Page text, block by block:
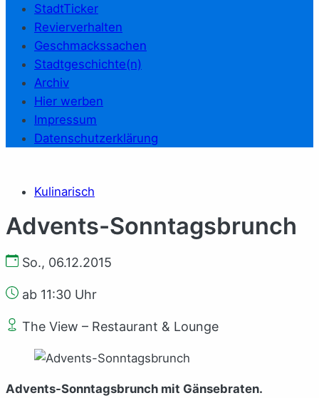
StadtTicker
Revierverhalten
Geschmackssachen
Stadtgeschichte(n)
Archiv
Hier werben
Impressum
Datenschutzerklärung
Kulinarisch
Advents-Sonntagsbrunch
So., 06.12.2015
ab 11:30 Uhr
The View – Restaurant & Lounge
Advents-Sonntagsbrunch mit Gänsebraten.